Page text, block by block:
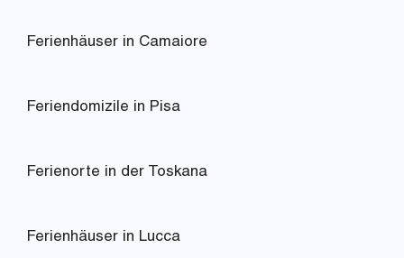
Ferienhäuser in Camaiore
Feriendomizile in Pisa
Ferienorte in der Toskana
Ferienhäuser in Lucca